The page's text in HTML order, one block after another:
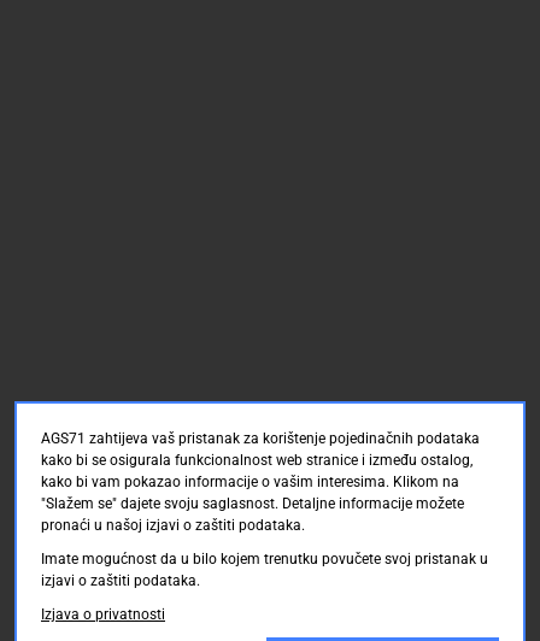
AGS71 zahtijeva vaš pristanak za korištenje pojedinačnih podataka
kako bi se osigurala funkcionalnost web stranice i između ostalog,
kako bi vam pokazao informacije o vašim interesima. Klikom na
"Slažem se" dajete svoju saglasnost. Detaljne informacije možete
pronaći u našoj izjavi o zaštiti podataka.
Imate mogućnost da u bilo kojem trenutku povučete svoj pristanak u
izjavi o zaštiti podataka.
Izjava o privatnosti